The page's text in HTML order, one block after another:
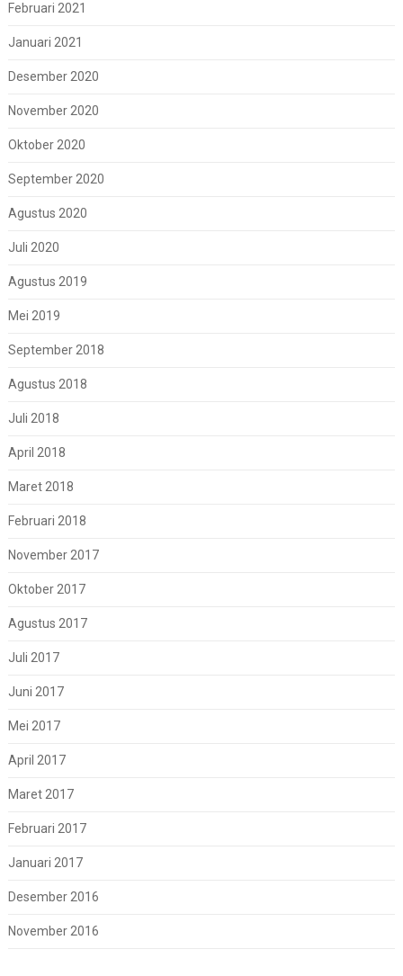
Februari 2021
Januari 2021
Desember 2020
November 2020
Oktober 2020
September 2020
Agustus 2020
Juli 2020
Agustus 2019
Mei 2019
September 2018
Agustus 2018
Juli 2018
April 2018
Maret 2018
Februari 2018
November 2017
Oktober 2017
Agustus 2017
Juli 2017
Juni 2017
Mei 2017
April 2017
Maret 2017
Februari 2017
Januari 2017
Desember 2016
November 2016